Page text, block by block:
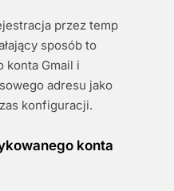
przez temp
sposób to
konta Gmail i
adresu jako
konfiguracji.
konta